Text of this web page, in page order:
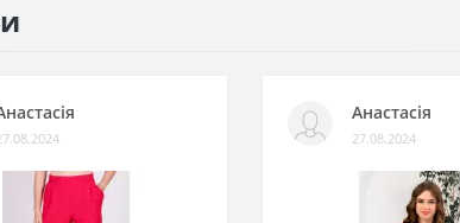
Анастасія
27.08.2024